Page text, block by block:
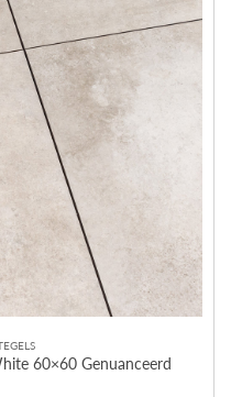
60×60 Genuanceerd